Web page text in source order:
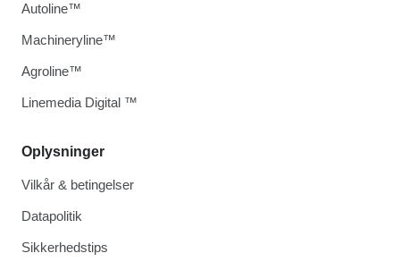
Oplysninger
Vilkår & betingelser
Datapolitik
Sikkerhedstips
Autoline™
Machineryline™
Agroline™
Linemedia Digital ™